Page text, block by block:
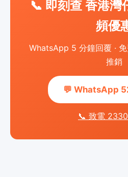
📞 即刻查 香港灣
頻優
WhatsApp 5 分鐘回覆 ·
推銷
💬 WhatsApp
📞 致電